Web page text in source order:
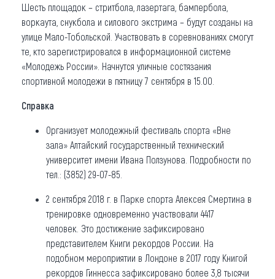
Шесть площадок – стритбола, лазертага, бампербола,
воркаута, снукбола и силового экстрима – будут созданы на
улице Мало-Тобольской. Участвовать в соревнованиях смогут
те, кто зарегистрировался в информационной системе
«Молодежь России». Начнутся уличные состязания
спортивной молодежи в пятницу 7 сентября в 15.00.
Справка
Организует молодежный фестиваль спорта «Вне
зала» Алтайский государственный технический
университет имени Ивана Ползунова. Подробности по
тел.: (3852) 29-07-85.
2 сентября 2018 г. в Парке спорта Алексея Смертина в
тренировке одновременно участвовали 4417
человек. Это достижение зафиксировано
представителем Книги рекордов России. На
подобном мероприятии в Лондоне в 2017 году Книгой
рекордов Гиннесса зафиксировано более 3,8 тысячи